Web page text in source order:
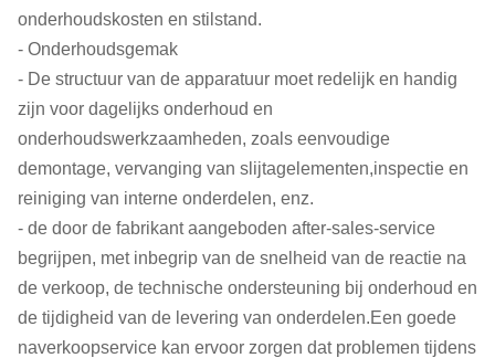
onderhoudskosten en stilstand.
- Onderhoudsgemak
- De structuur van de apparatuur moet redelijk en handig
zijn voor dagelijks onderhoud en
onderhoudswerkzaamheden, zoals eenvoudige
demontage, vervanging van slijtagelementen,inspectie en
reiniging van interne onderdelen, enz.
- de door de fabrikant aangeboden after-sales-service
begrijpen, met inbegrip van de snelheid van de reactie na
de verkoop, de technische ondersteuning bij onderhoud en
de tijdigheid van de levering van onderdelen.Een goede
naverkoopservice kan ervoor zorgen dat problemen tijdens